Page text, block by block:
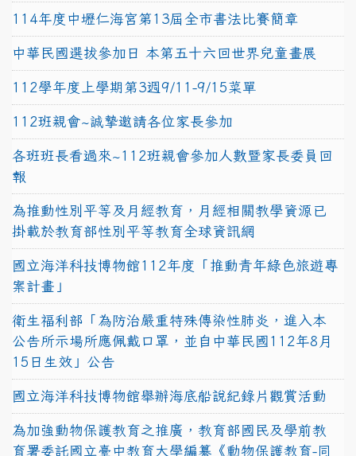
114年度中壢仁海宮第13屆全市書法比賽簡章
中華民國選拔參加日 本第五十六回世界兒童畫展
112學年度上學期第3週9/11-9/15菜單
112班親會~誠摯邀請各位家長參加
各班班長看過來~112班親會參加人數暨家長委員回
報
為推動性別平等及月經教育，月經相關教學資源已
掛載於教育部性別平等教育全球資訊網
國立海洋科技博物館112年度「推動青年綠色旅遊專
案計畫」
衛生福利部「為防治嚴重特殊傳染性肺炎，進入本
公告所示場所應佩戴口罩，並自中華民國112年8月
15日生效」公告
國立海洋科技博物館舉辦海底船說紀錄片觀賞活動
為加強動物保護教育之推廣，教育部國民及學前教
育署委託國立臺中教育大學編纂《動物保護教育-同